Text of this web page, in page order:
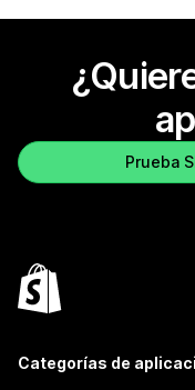
Prueba
Categorías de